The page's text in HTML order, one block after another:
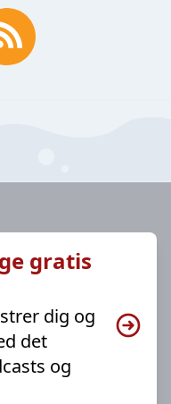
gratis
dig og
det
og